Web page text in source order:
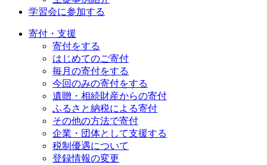
学習会に参加する
寄付・支援
寄付をする
はじめてのご寄付
毎月の寄付をする
今回のみの寄付をする
遺贈・相続財産からの寄付
ふるさと納税による寄付
その他の方法で寄付
企業・団体として支援する
税制優遇について
登録情報の変更